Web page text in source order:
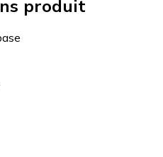
produit